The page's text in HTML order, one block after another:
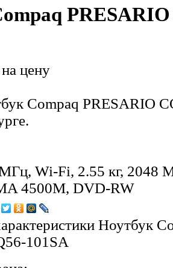
на цену
Compaq PRESARIO
Wi-Fi, 2.55 кг, 2048
4500M, DVD-RW
Ноутбук
101SA